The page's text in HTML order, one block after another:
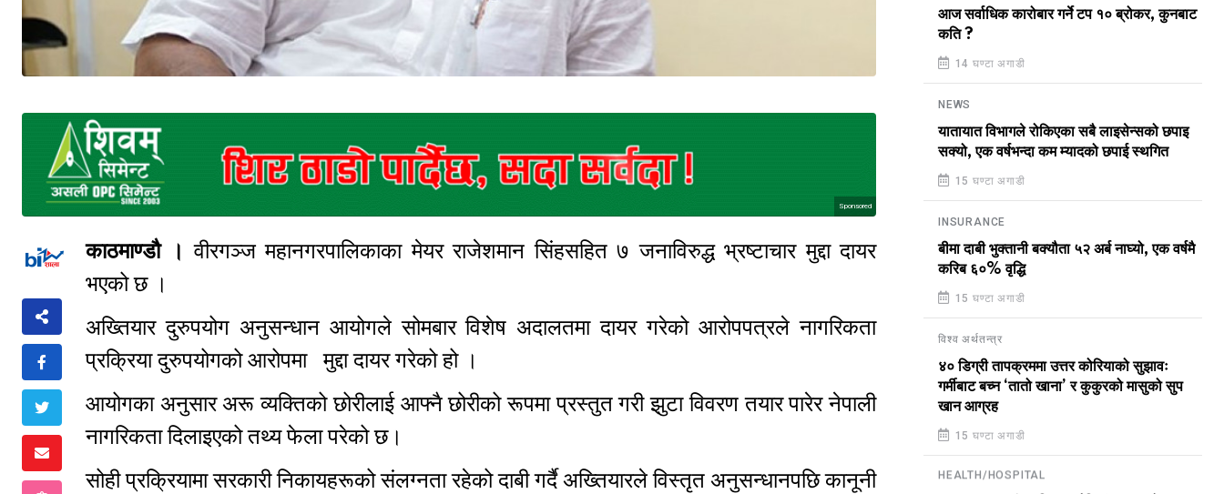
Sponsored
काठमाण्डौ । वीरगञ्ज महानगरपालिकाका मेयर राजेशमान सिंहसहित ७ जनाविरुद्ध भ्रष्टाचार मुद्दा दायर
भएको छ ।
अख्तियार दुरुपयोग अनुसन्धान आयोगले सोमबार विशेष अदालतमा दायर गरेको आरोपपत्रले नागरिकता
प्रक्रिया दुरुपयोगको आरोपमा मुद्दा दायर गरेको हो ।
आयोगका अनुसार अरू व्यक्तिको छोरीलाई आफ्नै छोरीको रूपमा प्रस्तुत गरी झुटा विवरण तयार पारेर नेपाली
नागरिकता दिलाइएको तथ्य फेला परेको छ।
सोही प्रक्रियामा सरकारी निकायहरूको संलग्नता रहेको दाबी गर्दै अख्तियारले विस्तृत अनुसन्धानपछि कानूनी
आज सर्वाधिक कारोबार गर्ने टप १० ब्रोकर, कुनबाट
कति ?
14 घण्टा अगाडी
NEWS
यातायात विभागले रोकिएका सबै लाइसेन्सको छपाइ
सक्यो, एक वर्षभन्दा कम म्यादको छपाई स्थगित
15 घण्टा अगाडी
INSURANCE
बीमा दाबी भुक्तानी बक्यौता ५२ अर्ब नाघ्यो, एक वर्षमै
करिब ६०% वृद्धि
15 घण्टा अगाडी
विश्व अर्थतन्त्र
४० डिग्री तापक्रममा उत्तर कोरियाको सुझावः
गर्मीबाट बच्न ‘तातो खाना’ र कुकुरको मासुको सुप
खान आग्रह
15 घण्टा अगाडी
HEALTH/HOSPITAL